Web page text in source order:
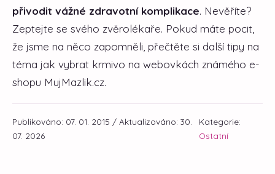
přivodit vážné zdravotní komplikace. Nevěříte?
Zeptejte se svého zvěrolékaře. Pokud máte pocit,
že jsme na něco zapomněli, přečtěte si další tipy na
téma jak vybrat krmivo na webovkách známého e-
shopu MujMazlik.cz.
Publikováno: 07. 01. 2015 / Aktualizováno: 30.
07. 2026
Kategorie:
Ostatní